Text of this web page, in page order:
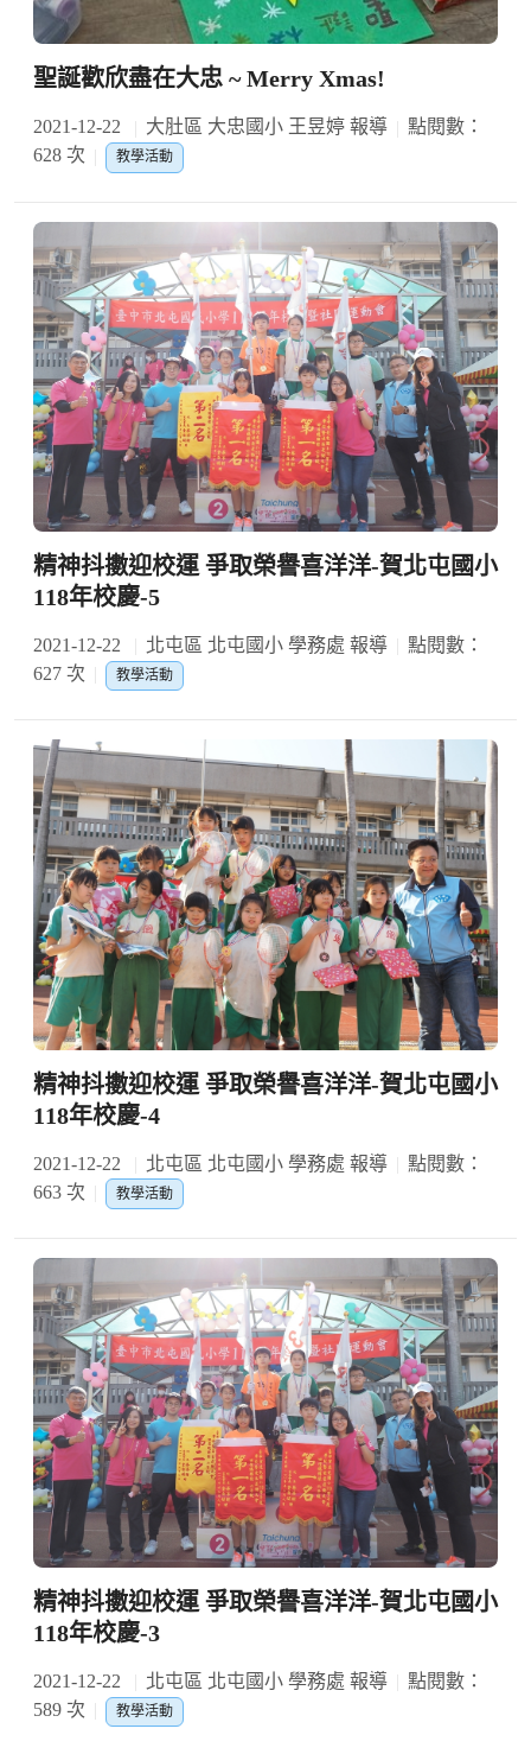
聖誕歡欣盡在大忠 ~ Merry Xmas!
2021-12-22 大肚區 大忠國小 王昱婷 報導
點閱數：
628 次
教學活動
精神抖擻迎校運 爭取榮譽喜洋洋-賀北屯國小
118年校慶-5
2021-12-22 北屯區 北屯國小 學務處 報導
點閱數：
627 次
教學活動
精神抖擻迎校運 爭取榮譽喜洋洋-賀北屯國小
118年校慶-4
2021-12-22 北屯區 北屯國小 學務處 報導
點閱數：
663 次
教學活動
精神抖擻迎校運 爭取榮譽喜洋洋-賀北屯國小
118年校慶-3
2021-12-22 北屯區 北屯國小 學務處 報導
點閱數：
589 次
教學活動